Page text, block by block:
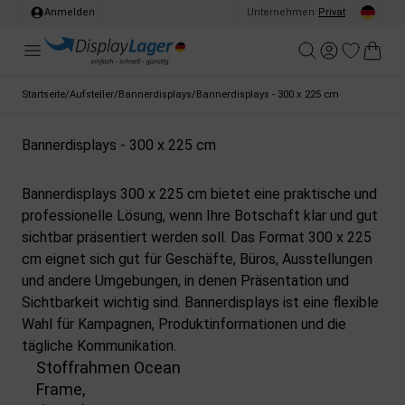
Anmelden Unternehmen Privat
Startseite/Aufsteller/Bannerdisplays/Bannerdisplays - 300 x 225 cm
Bannerdisplays - 300 x 225 cm
Bannerdisplays 300 x 225 cm bietet eine praktische und
professionelle Lösung, wenn Ihre Botschaft klar und gut
sichtbar präsentiert werden soll. Das Format 300 x 225
cm eignet sich gut für Geschäfte, Büros, Ausstellungen
und andere Umgebungen, in denen Präsentation und
Sichtbarkeit wichtig sind. Bannerdisplays ist eine flexible
Wahl für Kampagnen, Produktinformationen und die
tägliche Kommunikation.
Stoffrahmen Ocean
Frame,